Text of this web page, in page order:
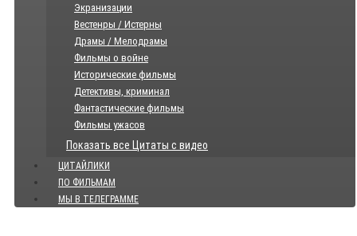
Экранизации
Вестенры / Истерны
Драмы / Мелодрамы
Фильмы о войне
Исторические фильмы
Детективы, криминал
Фантастические фильмы
Фильмы ужасов
Показать все Цитаты с видео
ЦИТАЙЛИКИ
ПО ФИЛЬМАМ
МЫ В ТЕЛЕГРАММЕ